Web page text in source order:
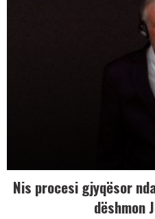
Nis procesi gjyqësor
dëshmon